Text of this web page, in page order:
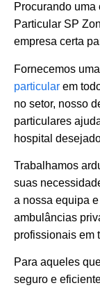
Procurando
Particular SP
empresa certa
Fornecemos
particular em
no setor, nosso
particulares
hospital
Trabalhamos
suas
a nossa equipa
ambulâncias
profissionais em
Para aqueles
seguro e